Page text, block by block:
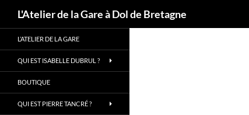
Aller
au
contenu
L'Atelier de la Gare à Dol de Bretagne
L’ATELIER DE LA GARE
QUI EST ISABELLE DUBRUL ?
BOUTIQUE
QUI EST PIERRE TANCRÉ ?